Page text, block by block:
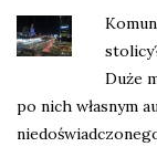
Duże
po nich własnym